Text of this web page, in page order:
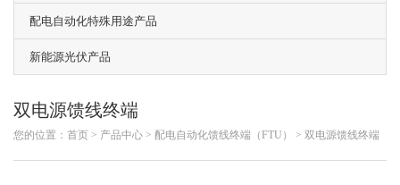
配电自动化特殊用途产品
新能源光伏产品
双电源馈线终端
您的位置： 首页 > 产品中心 > 配电自动化馈线终端（FTU） > 双电源馈线终端